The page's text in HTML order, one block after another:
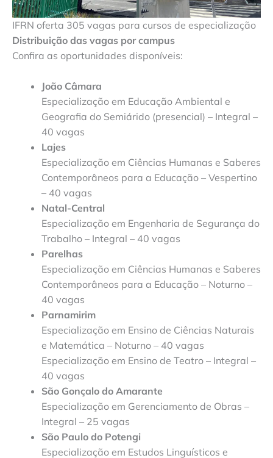
IFRN oferta 305 vagas para cursos de especialização
Distribuição das vagas por campus
Confira as oportunidades disponíveis:
João Câmara
Especialização em Educação Ambiental e
Geografia do Semiárido (presencial) – Integral –
40 vagas
Lajes
Especialização em Ciências Humanas e Saberes
Contemporâneos para a Educação – Vespertino
– 40 vagas
Natal-Central
Especialização em Engenharia de Segurança do
Trabalho – Integral – 40 vagas
Parelhas
Especialização em Ciências Humanas e Saberes
Contemporâneos para a Educação – Noturno –
40 vagas
Parnamirim
Especialização em Ensino de Ciências Naturais
e Matemática – Noturno – 40 vagas
Especialização em Ensino de Teatro – Integral –
40 vagas
São Gonçalo do Amarante
Especialização em Gerenciamento de Obras –
Integral – 25 vagas
São Paulo do Potengi
Especialização em Estudos Linguísticos e